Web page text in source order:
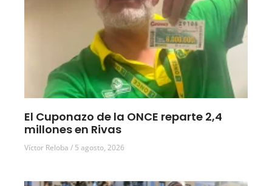
El Cuponazo de la ONCE reparte 2,4
millones en Rivas
Víctor Reloba 5 agosto, 2026